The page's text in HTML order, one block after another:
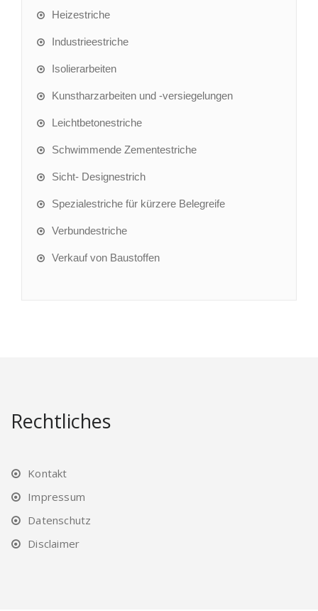
Heizestriche
Industrieestriche
Isolierarbeiten
Kunstharzarbeiten und -versiegelungen
Leichtbetonestriche
Schwimmende Zementestriche
Sicht- Designestrich
Spezialestriche für kürzere Belegreife
Verbundestriche
Verkauf von Baustoffen
Rechtliches
Kontakt
Impressum
Datenschutz
Disclaimer